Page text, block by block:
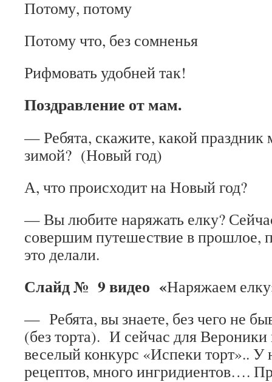
Потому, потому
Потому что, без сомненья
Рифмовать удобней так!
Поздравление от мам.
— Ребята, скажите, какой
зимой? (Новый год)
А, что происходит на Новый год?
— Вы любите наряжать елку?
совершим путешествие в прошлое,
это делали.
Слайд № 9 видео «Наряжаем
— Ребята, вы знаете, без чего не
(без торта). И сейчас для
веселый конкурс «Испеки торт».. У
рецептов, много ингридиентов….